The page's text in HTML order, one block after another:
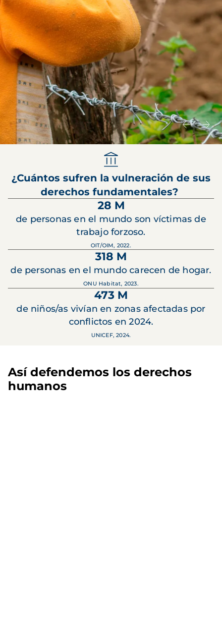
¿Cuántos sufren la vulneración de sus
derechos fundamentales?
28 M
de personas en el mundo son víctimas de
trabajo forzoso.
OIT/OIM, 2022.
318 M
de personas en el mundo carecen de hogar.
ONU Habitat, 2023.
473 M
de niños/as vivían en zonas afectadas por
conflictos en 2024.
UNICEF, 2024.
Así defendemos los derechos
humanos